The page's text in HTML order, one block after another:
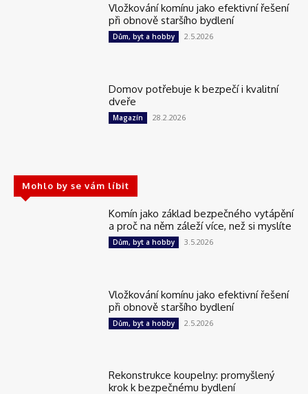
Vložkování komínu jako efektivní řešení
při obnově staršího bydlení
Dům, byt a hobby 2.5.2026
Domov potřebuje k bezpečí i kvalitní
dveře
Magazín 28.2.2026
Mohlo by se vám líbit
Komín jako základ bezpečného vytápění
a proč na něm záleží více, než si myslíte
Dům, byt a hobby 3.5.2026
Vložkování komínu jako efektivní řešení
při obnově staršího bydlení
Dům, byt a hobby 2.5.2026
Rekonstrukce koupelny: promyšlený
krok k bezpečnému bydlení